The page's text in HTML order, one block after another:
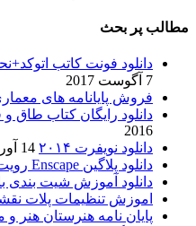
مطالب پر بحث
دانلود فونت کاتب
7 آگوست 2017
فروش پایانامه های
دانلود رایگان کتاب
2016
دانلود نویفرت ۲۰۱۴
14 آوریل 2015
دانلود پلاگین Enscape رویت
دانلود آموزش شیت بندی
اموزش تنظیمات پلات
پایان نامه هنرستان هنر و